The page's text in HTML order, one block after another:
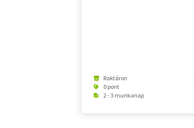
Raktáron
0 pont
2 - 3 munkanap